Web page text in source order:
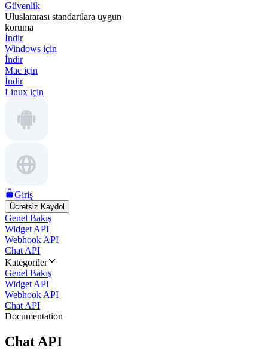
Güvenlik
Uluslararası standartlara uygun
koruma
İndir
Windows için
İndir
Mac için
İndir
Linux için
Giriş
Ücretsiz Kaydol
Genel Bakış
Widget API
Webhook API
Chat API
Kategoriler
Genel Bakış
Widget API
Webhook API
Chat API
Documentation
Chat API